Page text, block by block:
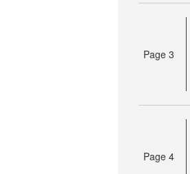
Page 3
Page 4